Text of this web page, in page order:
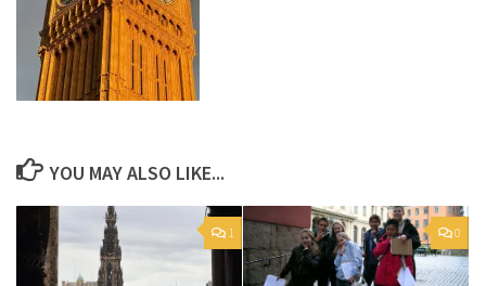
YOU MAY ALSO LIKE...
1 0